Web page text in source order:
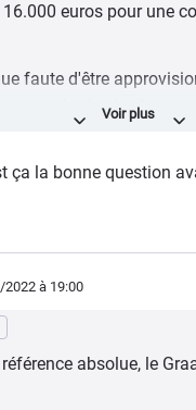
euros pour une
faute d'être
pas près de s'arrêter
ça la bonne question
2022à 19:00
absolue, le